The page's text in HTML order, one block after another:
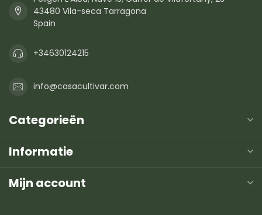
43480 Vila-seca Tarragona
Spain
+34630124215
info@casacultivar.com
Categorieën
Informatie
Mijn account